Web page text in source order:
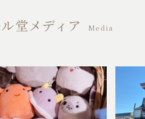
堂メディア Media